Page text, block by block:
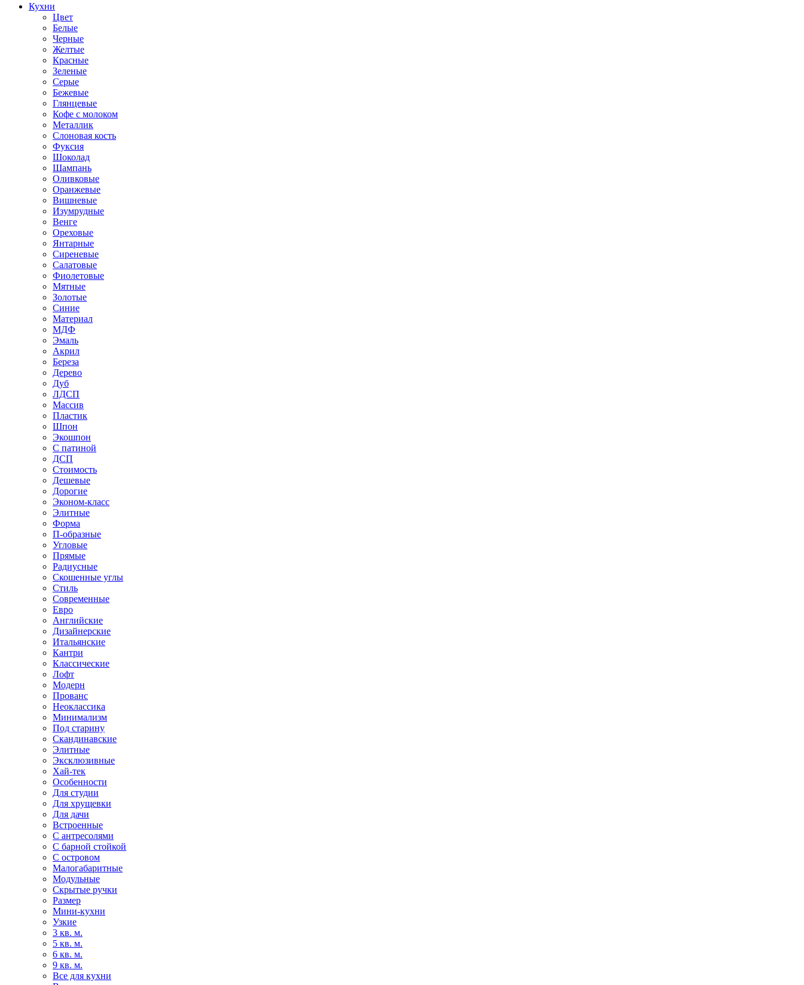
Кухни
Цвет
Белые
Черные
Желтые
Красные
Зеленые
Серые
Бежевые
Глянцевые
Кофе с молоком
Металлик
Слоновая кость
Фуксия
Шоколад
Шампань
Оливковые
Оранжевые
Вишневые
Изумрудные
Венге
Ореховые
Янтарные
Сиреневые
Салатовые
Фиолетовые
Мятные
Золотые
Синие
Материал
МДФ
Эмаль
Акрил
Береза
Дерево
Дуб
ЛДСП
Массив
Пластик
Шпон
Экошпон
С патиной
ДСП
Стоимость
Дешевые
Дорогие
Эконом-класс
Элитные
Форма
П-образные
Угловые
Прямые
Радиусные
Скошенные углы
Стиль
Современные
Евро
Английские
Дизайнерские
Итальянские
Кантри
Классические
Лофт
Модерн
Прованс
Неоклассика
Минимализм
Под старину
Скандинавские
Элитные
Эксклюзивные
Хай-тек
Особенности
Для студии
Для хрущевки
Для дачи
Встроенные
С антресолями
С барной стойкой
С островом
Малогабаритные
Модульные
Скрытые ручки
Размер
Мини-кухни
Узкие
3 кв. м.
5 кв. м.
6 кв. м.
9 кв. м.
Все для кухни